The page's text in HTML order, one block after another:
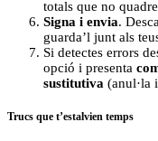
totals que no
Signa i envia.
guarda’l junt als
Si detectes errors
opció i presenta
sustitutiva (anul·la
Trucs que t’estalvien temps